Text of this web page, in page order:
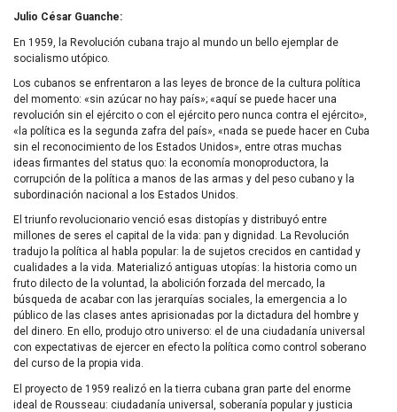
Julio César Guanche:
En 1959, la Revolución cubana trajo al mundo un bello ejemplar de
socialismo utópico.
Los cubanos se enfrentaron a las leyes de bronce de la cultura política
del momento: «sin azúcar no hay país»; «aquí se puede hacer una
revolución sin el ejército o con el ejército pero nunca contra el ejército»,
«la política es la segunda zafra del país», «nada se puede hacer en Cuba
sin el reconocimiento de los Estados Unidos», entre otras muchas
ideas firmantes del status quo: la economía monoproductora, la
corrupción de la política a manos de las armas y del peso cubano y la
subordinación nacional a los Estados Unidos.
El triunfo revolucionario venció esas distopías y distribuyó entre
millones de seres el capital de la vida: pan y dignidad. La Revolución
tradujo la política al habla popular: la de sujetos crecidos en cantidad y
cualidades a la vida. Materializó antiguas utopías: la historia como un
fruto dilecto de la voluntad, la abolición forzada del mercado, la
búsqueda de acabar con las jerarquías sociales, la emergencia a lo
público de las clases antes aprisionadas por la dictadura del hombre y
del dinero. En ello, produjo otro universo: el de una ciudadanía universal
con expectativas de ejercer en efecto la política como control soberano
del curso de la propia vida.
El proyecto de 1959 realizó en la tierra cubana gran parte del enorme
ideal de Rousseau: ciudadanía universal, soberanía popular y justicia